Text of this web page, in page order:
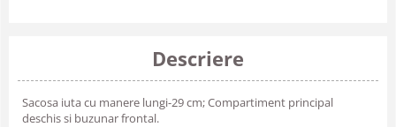
Descriere
Sacosa iuta cu manere lungi-29 cm; Compartiment principal
deschis si buzunar frontal.